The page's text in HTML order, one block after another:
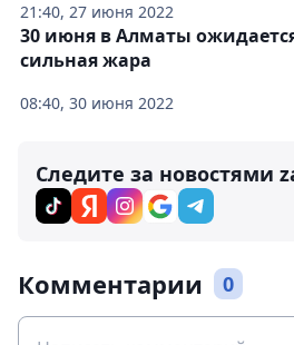
21:40, 27 июня 2022
08:40, 30 июня 2022
30 июня в Алматы
сильная жара
Следите за новостями
Комментарии 0